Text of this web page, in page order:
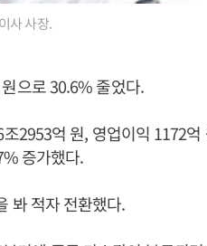
사 사장.
으로 30.6% 줄었다.
2953억 원, 영업이익 1172
증가했다.
봐 적자 전환했다.